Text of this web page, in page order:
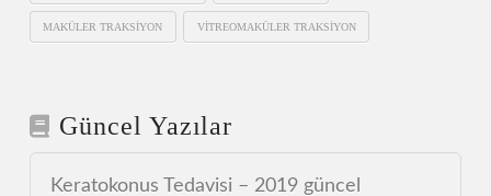
MAKÜLER TRAKSIYON VITREOMAKÜLER TRAKSIYON
Güncel Yazılar
Keratokonus Tedavisi – 2019 güncel